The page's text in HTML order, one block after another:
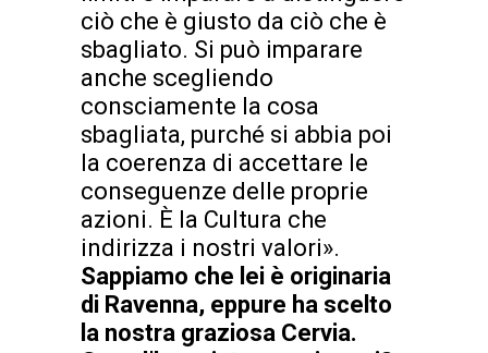
ciò che è giusto da ciò che è
sbagliato. Si può imparare
anche scegliendo
consciamente la cosa
sbagliata, purché si abbia poi
la coerenza di accettare le
conseguenze delle proprie
azioni. È la Cultura che
indirizza i nostri valori».
Sappiamo che lei è originaria
di Ravenna, eppure ha scelto
la nostra graziosa Cervia.